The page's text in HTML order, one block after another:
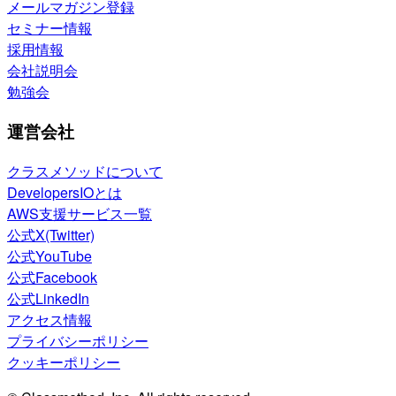
メールマガジン登録
セミナー情報
採用情報
会社説明会
勉強会
運営会社
クラスメソッドについて
DevelopersIOとは
AWS支援サービス一覧
公式X(Twitter)
公式YouTube
公式Facebook
公式LinkedIn
アクセス情報
プライバシーポリシー
クッキーポリシー